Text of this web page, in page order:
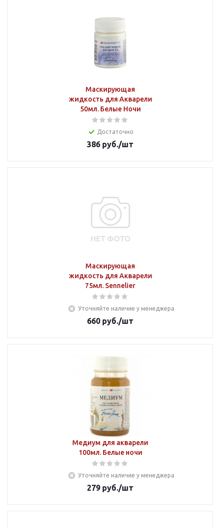
Маскирующая
жидкость для Акварели
50мл. Белые Ночи
Достаточно
386 руб./шт
Маскирующая
жидкость для Акварели
75мл. Sennelier
Уточняйте наличие у менеджера
660 руб./шт
Медиум для акварели
100мл. Белые ночи
Уточняйте наличие у менеджера
279 руб./шт